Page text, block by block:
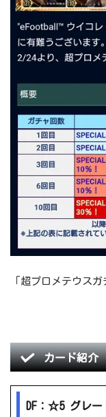
「超プロメテウス
カード紹介
DF：☆5 グレ